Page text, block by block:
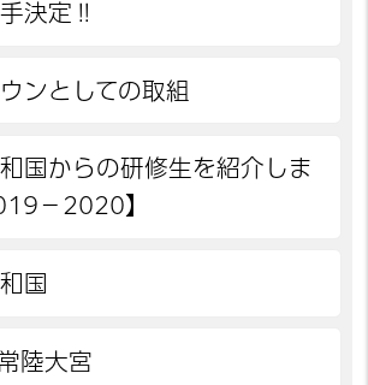
決定‼
ンとしての取組
国からの研修生を紹介しま
－2020】
国
陸大宮